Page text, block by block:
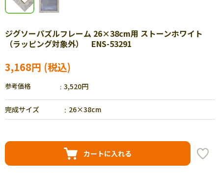
ジグソーパズルフレーム 26×38cm用 ストーンホワイト
（ラッピング対象外） ENS-53291
3,168円
参考価格 3,520円
完成サイズ 26×38cm
カートに入れる